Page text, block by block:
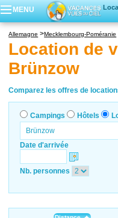
MENU
Allemagne Mecklembourg-Poméranie
Location de
Brünzow
Comparez les offres de
Campings Hôtels
Date d'arrivée
Nb. personnes